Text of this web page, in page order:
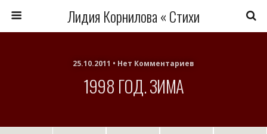
Лидия Корнилова « Стихи
25.10.2011 • Нет Комментариев
1998 ГОД. ЗИМА